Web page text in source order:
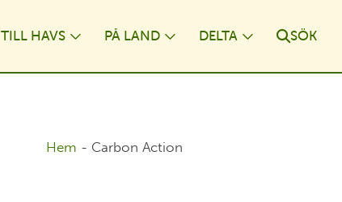
TILL HAVS PÅ LAND
Toggle Dropdown
DELTA
Toggle
SÖK
Hem - Carbon Action